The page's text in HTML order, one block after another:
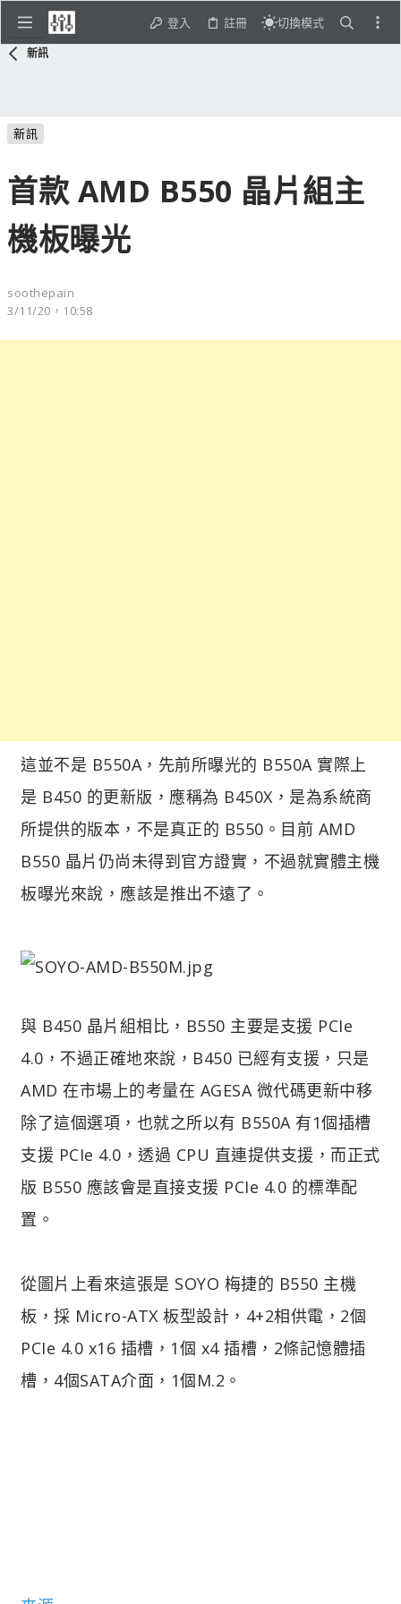
登入 註冊 切換模式
新訊
新訊
首款 AMD B550 晶片組主
機板曝光
soothepain
3/11/20，10:58
這並不是 B550A，先前所曝光的 B550A 實際上
是 B450 的更新版，應稱為 B450X，是為系統商
所提供的版本，不是真正的 B550。目前 AMD
B550 晶片仍尚未得到官方證實，不過就實體主機
板曝光來說，應該是推出不遠了。
與 B450 晶片組相比，B550 主要是支援 PCIe
4.0，不過正確地來說，B450 已經有支援，只是
AMD 在市場上的考量在 AGESA 微代碼更新中移
除了這個選項，也就之所以有 B550A 有1個插槽
支援 PCIe 4.0，透過 CPU 直連提供支援，而正式
版 B550 應該會是直接支援 PCIe 4.0 的標準配
置。
從圖片上看來這張是 SOYO 梅捷的 B550 主機
板，採 Micro-ATX 板型設計，4+2相供電，2個
PCIe 4.0 x16 插槽，1個 x4 插槽，2條記憶體插
槽，4個SATA介面，1個M.2。